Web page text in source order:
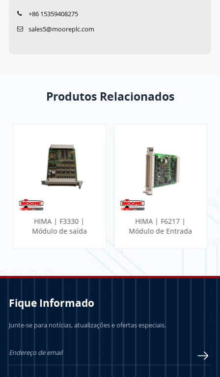
+86 15359408275
sales5@mooreplc.com
Produtos Relacionados
HIMA | F3330 |
Módulo de saída
HIMA | F6217 |
Módulo de Entrada
Fique Informado
Junte-se para notícias, atualizações e ofertas especiais.